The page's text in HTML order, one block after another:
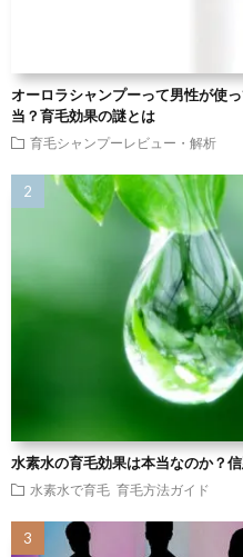
オーロラシャンプーって男性が使
当？育毛効果の謎とは
育毛シャンプーレビュー・解析
水素水の育毛効果は本当なのか？
水素水で育毛 育毛方法ガイド